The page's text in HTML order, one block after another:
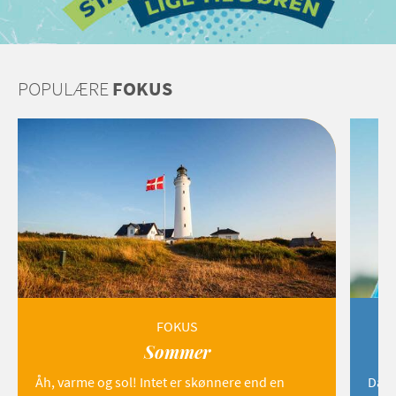
POPULÆREFOKUS
FOKUS
Sommer
Åh, varme og sol! Intet er skønnere end en